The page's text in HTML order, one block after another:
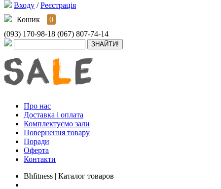
Входу / Реєстрація
Кошик
0
(093) 170-98-18 (067) 807-74-14
Про нас
Доставка і оплата
Комплектуємо зали
Повернення товару
Поради
Оферта
Контакти
Bhfitness | Каталог товаров